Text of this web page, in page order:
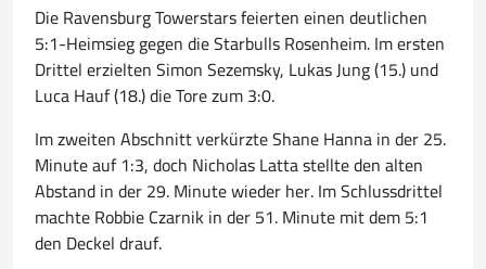
Die Ravensburg Towerstars feierten einen deutlichen
5:1-Heimsieg gegen die Starbulls Rosenheim. Im ersten
Drittel erzielten Simon Sezemsky, Lukas Jung (15.) und
Luca Hauf (18.) die Tore zum 3:0.
Im zweiten Abschnitt verkürzte Shane Hanna in der 25.
Minute auf 1:3, doch Nicholas Latta stellte den alten
Abstand in der 29. Minute wieder her. Im Schlussdrittel
machte Robbie Czarnik in der 51. Minute mit dem 5:1
den Deckel drauf.